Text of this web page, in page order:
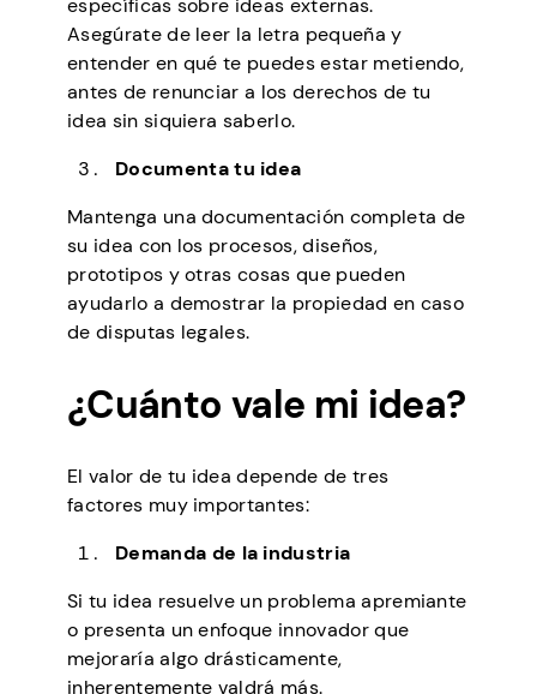
específicas sobre ideas externas.
Asegúrate de leer la letra pequeña y
entender en qué te puedes estar metiendo,
antes de renunciar a los derechos de tu
idea sin siquiera saberlo.
Documenta tu idea
Mantenga una documentación completa de
su idea con los procesos, diseños,
prototipos y otras cosas que pueden
ayudarlo a demostrar la propiedad en caso
de disputas legales.
¿Cuánto vale mi idea?
El valor de tu idea depende de tres
factores muy importantes:
Demanda de la industria
Si tu idea resuelve un problema apremiante
o presenta un enfoque innovador que
mejoraría algo drásticamente,
inherentemente valdrá más.